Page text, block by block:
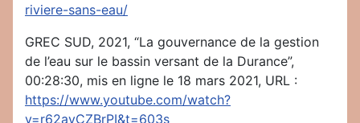
riviere-sans-eau/
GREC SUD, 2021, “La gouvernance de la gestion
de l’eau sur le bassin versant de la Durance”,
00:28:30, mis en ligne le 18 mars 2021, URL :
https://www.youtube.com/watch?
v=r62ayCZBrPI&t=603s